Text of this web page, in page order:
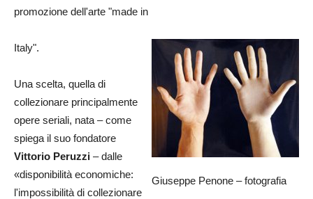
promozione dell'arte "made in
Giuseppe Penone – fotografia
Italy".
Una scelta, quella di
collezionare principalmente
opere seriali, nata – come
spiega il suo fondatore
Vittorio Peruzzi – dalle
«disponibilità economiche:
l'impossibilità di collezionare